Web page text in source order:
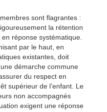
sont flagrantes :
la rétention
réponse systématique.
par le haut, en
existantes, doit
démarche commune
du respect en
supérieur de l’enfant. Le
non accompagnés
exigent une réponse